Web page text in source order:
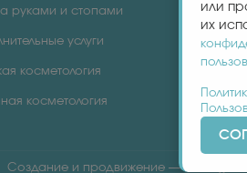
руками и стопами
услуги
косметология
косметология
Создание и продвижение —BTB Digital
или
их